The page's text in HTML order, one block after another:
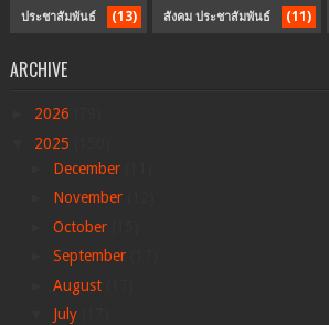
ประชาสัมพันธ์ (13) สังคม ประชาสัมพันธ์ (11)
ARCHIVE
2026
2025
December
November
October
September
August
July